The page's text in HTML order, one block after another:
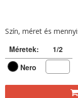
Szín, méret és
Méretek:
1/2
Nero